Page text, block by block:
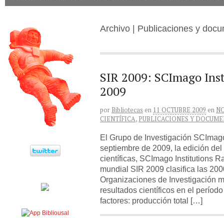
Archivo | Publicaciones y
SIR 2009: SCImago
2009
por Bibliotecas en 11 OCTUBRE 2009 en
CIENTÍFICA, PUBLICACIONES Y
El Grupo de Investigación
septiembre de 2009, la edición
científicas, SCImago Institutions
mundial SIR 2009 clasifica las
Organizaciones de Investigación
resultados científicos en el
factores: producción total […]